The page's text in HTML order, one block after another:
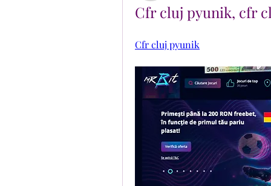
Cfr cluj pyunik, cfr
Cfr cluj pyunik